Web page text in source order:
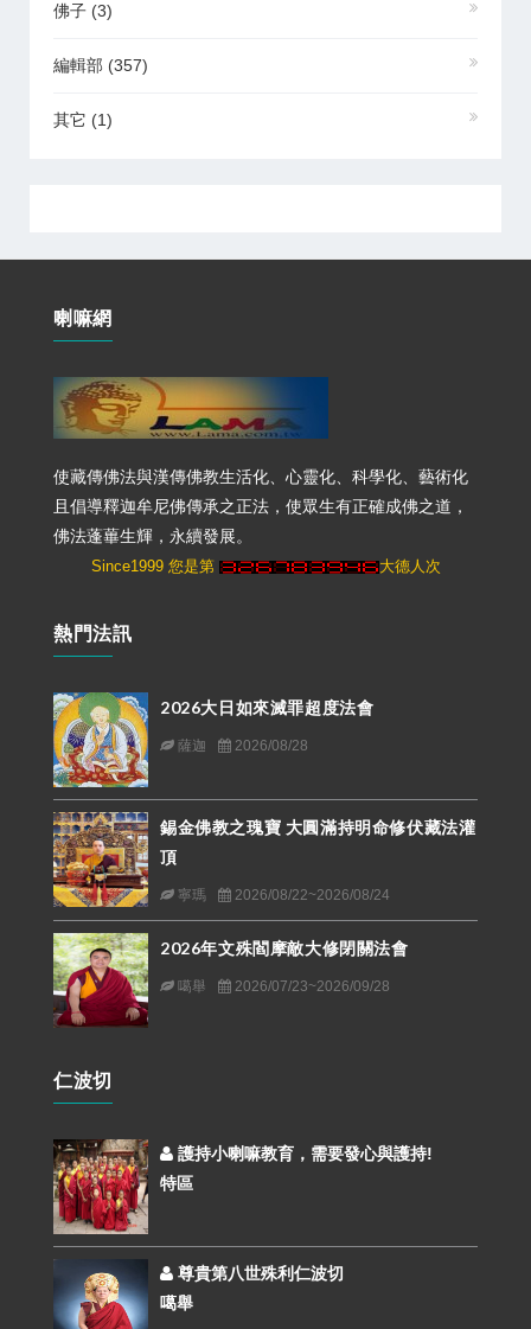
佛子 (3)
編輯部 (357)
其它 (1)
喇嘛網
使藏傳佛法與漢傳佛教生活化、心靈化、科學化、藝術化
且倡導釋迦牟尼佛傳承之正法，使眾生有正確成佛之道，
佛法蓬蓽生輝，永續發展。
Since1999 您是第 大德人次
熱門法訊
2026大日如來滅罪超度法會
薩迦 2026/08/28
錫金佛教之瑰寶 大圓滿持明命修伏藏法灌
頂
寧瑪 2026/08/22~2026/08/24
2026年文殊閻摩敵大修閉關法會
噶舉 2026/07/23~2026/09/28
仁波切
護持小喇嘛教育，需要發心與護持!
特區
尊貴第八世殊利仁波切
噶舉